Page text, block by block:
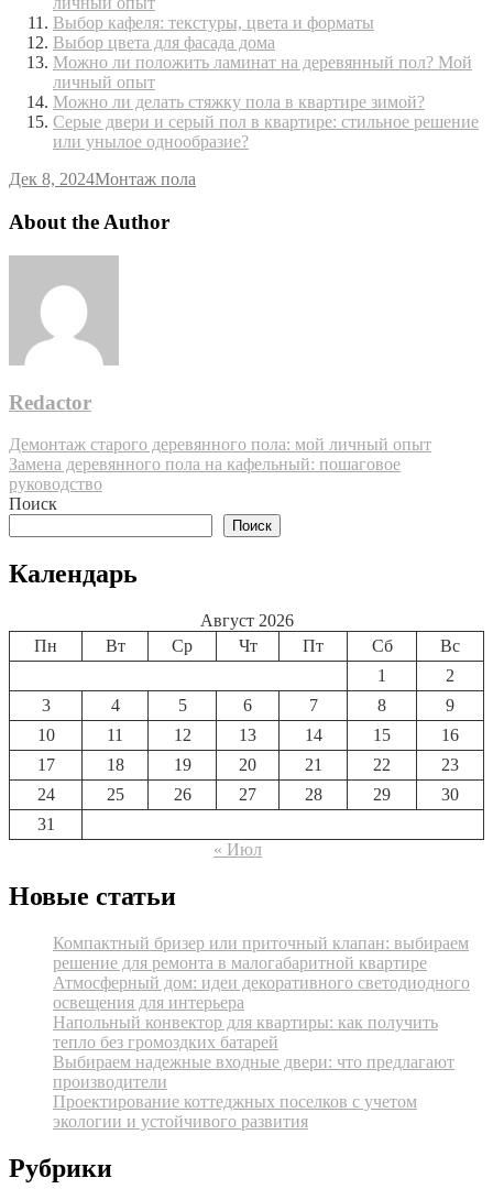
Выбор кафеля: текстуры, цвета и форматы
Выбор цвета для фасада дома
Можно ли положить ламинат на деревянный пол? Мой
личный опыт
Можно ли делать стяжку пола в квартире зимой?
Серые двери и серый пол в квартире: стильное решение
или унылое однообразие?
Дек 8, 2024Монтаж пола
About the Author
Redactor
Навигация
по
записям
Демонтаж старого деревянного пола: мой личный опыт
Замена деревянного пола на кафельный: пошаговое
руководство
Поиск
Поиск
Календарь
Август 2026
Пн
Вт Ср Чт Пт Сб
Вс
1
2
3
4 5 6 7 8
9
10
11 12 13 14 15
16
17
18 19 20 21 22
23
24
25 26 27 28 29
30
31
« Июл
Новые статьи
Компактный бризер или приточный клапан: выбираем
решение для ремонта в малогабаритной квартире
Атмосферный дом: идеи декоративного светодиодного
освещения для интерьера
Напольный конвектор для квартиры: как получить
тепло без громоздких батарей
Выбираем надежные входные двери: что предлагают
производители
Проектирование коттеджных поселков с учетом
экологии и устойчивого развития
Рубрики